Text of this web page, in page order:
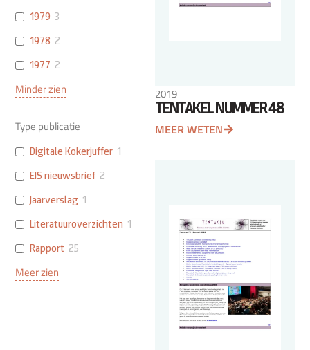
1979 3
1978 2
1977 2
Minder zien
Type publicatie
Digitale Kokerjuffer 1
EIS nieuwsbrief 2
Jaarverslag 1
Literatuuroverzichten 1
Rapport 25
Meer zien
2019
TENTAKEL NUMMER 48
MEER WETEN